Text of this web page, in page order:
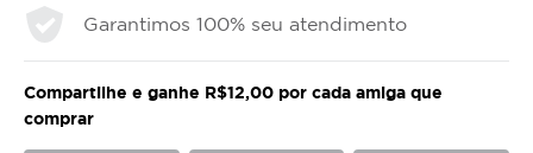
Garantimos 100% seu atendimento
Compartilhe e ganhe R$12,00 por cada amiga que
comprar